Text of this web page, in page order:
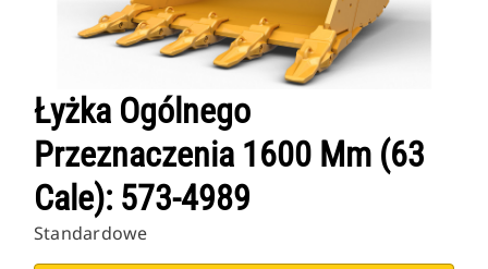
Łyżka Ogólnego
Przeznaczenia 1600 Mm (63
Cale): 573-4989
Standardowe